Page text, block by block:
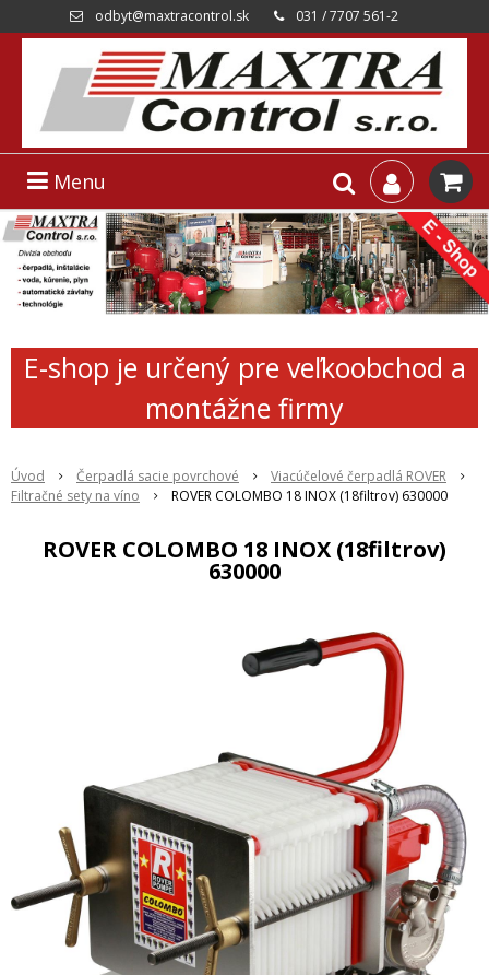
odbyt@maxtracontrol.sk 031 / 7707 561-2
Menu
E-shop je určený pre veľkoobchod a
montážne firmy
Úvod Čerpadlá sacie povrchové
Viacúčelové čerpadlá ROVER
Filtračné sety na víno
ROVER COLOMBO 18 INOX (18filtrov) 630000
ROVER COLOMBO 18 INOX (18filtrov)
630000